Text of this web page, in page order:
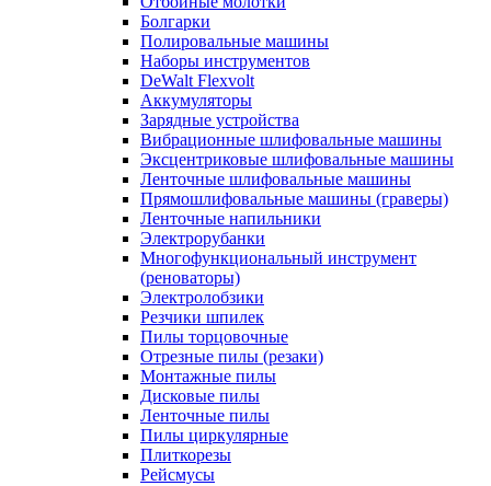
Болгарки
Полировальные машины
Наборы инструментов
DeWalt Flexvolt
Аккумуляторы
Зарядные устройства
Вибрационные шлифовальные машины
Эксцентриковые шлифовальные машины
Ленточные шлифовальные машины
Прямошлифовальные машины (граверы)
Ленточные напильники
Электрорубанки
Многофункциональный инструмент
(реноваторы)
Электролобзики
Резчики шпилек
Пилы торцовочные
Отрезные пилы (резаки)
Монтажные пилы
Дисковые пилы
Ленточные пилы
Пилы циркулярные
Плиткорезы
Рейсмусы